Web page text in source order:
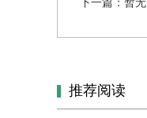
推荐阅读